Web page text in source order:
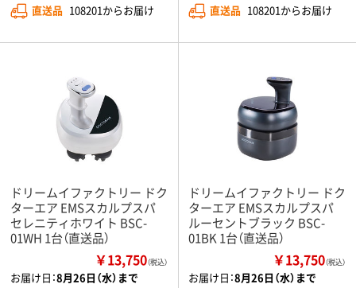
直送品 108201からお届け
直送品 108201からお届け
ドリームイファクトリー ドク
ターエア EMSスカルプスパ
セレニティホワイト BSC-
01WH 1台（直送品）
￥13,750（税込）
お届け日：8月26日（水）まで
ドリームイファクトリー ドク
ターエア EMSスカルプスパ
ルーセントブラック BSC-
01BK 1台（直送品）
￥13,750（税込）
お届け日：8月26日（水）まで